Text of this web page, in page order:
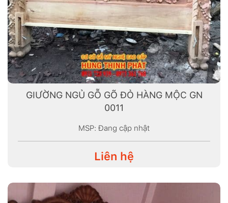
GIƯỜNG NGỦ GỖ GÕ ĐỎ HÀNG MỘC GN
0011
MSP: Đang cập nhật
Liên hệ